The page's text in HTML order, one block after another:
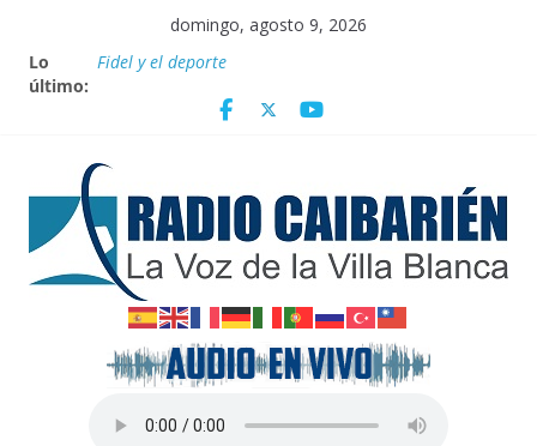
contenido
domingo, agosto 9, 2026
Lo
último:
Fidel y el deporte
Vanguardia por 3 años consecutivos
renovables en Cuba
Nota oficial del Gobierno Provincial de Villa Clara